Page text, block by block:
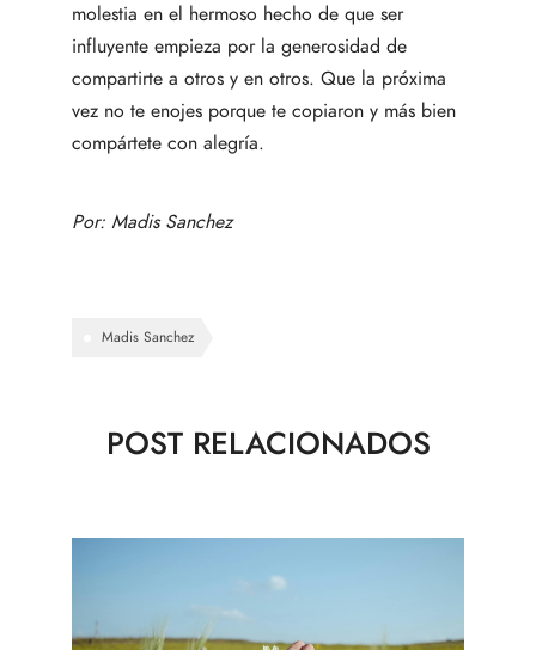
molestia en el hermoso hecho de que ser
influyente empieza por la generosidad de
compartirte a otros y en otros. Que la próxima
vez no te enojes porque te copiaron y más bien
compártete con alegría.
Por: Madis Sanchez
Madis Sanchez
POST RELACIONADOS